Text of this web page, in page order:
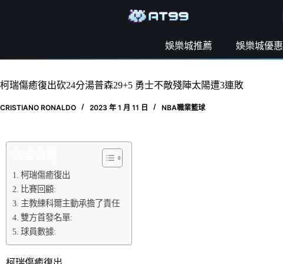
娛樂城推薦 娛樂城優惠
柯瑞傷癒復出砍24分湯普森29+5 勇士不敵殘陣太陽遭3連敗
CRISTIANO RONALDO 2023 年 1 月 11 日 NBA職業籃球
柯瑞傷癒復出
比賽回顧:
主教練科爾主動承擔了責任
雙方首發名單:
球員數據: